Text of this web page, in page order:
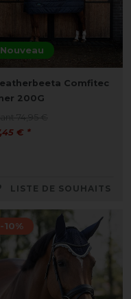
Nouveau
Comfitec
200G
€ *
LISTE DE SOUHAITS
-10%